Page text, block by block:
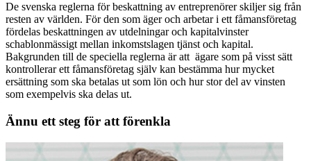
De svenska reglerna för beskattning av entreprenörer skiljer sig från
resten av världen. För den som äger och arbetar i ett fåmansföretag
fördelas beskattningen av utdelningar och kapitalvinster
schablonmässigt mellan inkomstslagen tjänst och kapital.
Bakgrunden till de speciella reglerna är att ägare som på visst sätt
kontrollerar ett fåmansföretag själv kan bestämma hur mycket
ersättning som ska betalas ut som lön och hur stor del av vinsten
som exempelvis ska delas ut.
Ännu ett steg för att förenkla